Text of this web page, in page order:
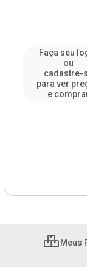
Faça seu
ou
cadastre-
para ver
e
Meus